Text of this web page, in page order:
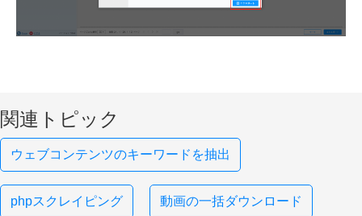
関連トピック
ウェブコンテンツのキーワードを抽出
phpスクレイピング 動画の一括ダウンロード